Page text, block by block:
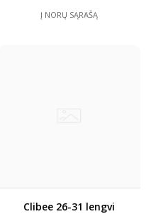
Į NORŲ SĄRAŠĄ
Clibee 26-31 lengvi